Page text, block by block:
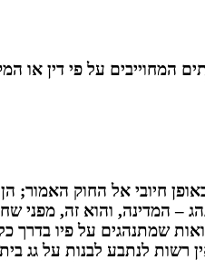
על פי דין או
חיובי אל החוק האמור; הן
– המדינה, והוא זה, מפני
שמתנהגים על פיו בדרך
אין רשות לנתבע לבנות על